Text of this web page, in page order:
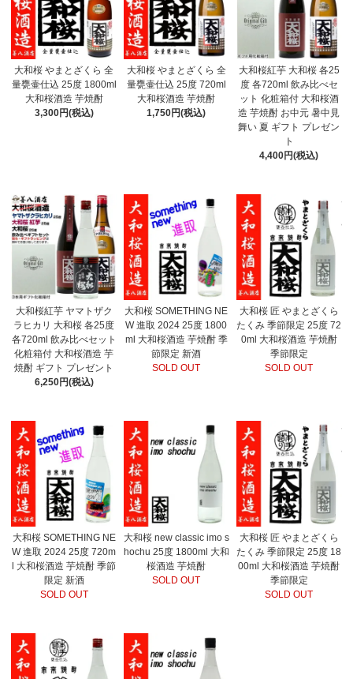
大和桜 やまとざくら 全
量甕壷仕込 25度 1800ml
大和桜酒造 芋焼酎
3,300円(税込)
大和桜 やまとざくら 全
量甕壷仕込 25度 720ml
大和桜酒造 芋焼酎
1,750円(税込)
大和桜紅芋 大和桜 各25
度 各720ml 飲み比べセ
ット 化粧箱付 大和桜酒
造 芋焼酎 お中元 暑中見
舞い 夏 ギフト プレゼン
ト
4,400円(税込)
大和桜紅芋 ヤマトザク
ラヒカリ 大和桜 各25度
各720ml 飲み比べセット
化粧箱付 大和桜酒造 芋
焼酎 ギフト プレゼント
6,250円(税込)
大和桜 SOMETHING NE
W 進取 2024 25度 1800
ml 大和桜酒造 芋焼酎 季
節限定 新酒
SOLD OUT
大和桜 匠 やまとざくら
たくみ 季節限定 25度 72
0ml 大和桜酒造 芋焼酎
季節限定
SOLD OUT
大和桜 SOMETHING NE
W 進取 2024 25度 720m
l 大和桜酒造 芋焼酎 季節
限定 新酒
SOLD OUT
大和桜 new classic imo s
hochu 25度 1800ml 大和
桜酒造 芋焼酎
SOLD OUT
大和桜 匠 やまとざくら
たくみ 季節限定 25度 18
00ml 大和桜酒造 芋焼酎
季節限定
SOLD OUT